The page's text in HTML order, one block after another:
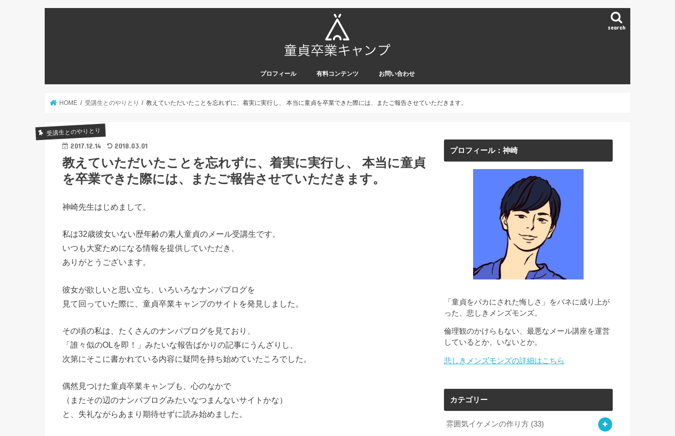
search
プロフィール 有料コンテンツ お問い合わせ
HOME 受講生とのやりとり 教えていただいたことを忘れずに、着実に実行し、 本当に童貞を卒業できた際には、またご報告させていただきます。
受講生とのやりとり
2017.12.14 2018.03.01
教えていただいたことを忘れずに、着実に実行し、 本当に童貞
を卒業できた際には、またご報告させていただきます。
神崎先生はじめまして。
私は32歳彼女いない歴年齢の素人童貞のメール受講生です。
いつも大変ためになる情報を提供していただき、
ありがとうございます。
彼女が欲しいと思い立ち、いろいろなナンパブログを
見て回っていた際に、童貞卒業キャンプのサイトを発見しました。
その頃の私は、たくさんのナンパブログを見ており、
「誰々似のOLを即！」みたいな報告ばかりの記事にうんざりし、
次第にそこに書かれている内容に疑問を持ち始めていたころでした。
偶然見つけた童貞卒業キャンプも、心のなかで
（またその辺のナンパブログみたいなつまんないサイトかな）
と、失礼ながらあまり期待せずに読み始めました。
プロフィール：神崎
「童貞をバカにされた悔しさ」をバネに成り上が
った、悲しきメンズモンズ。
倫理観のかけらもない、最悪なメール講座を運営
しているとか、いないとか。
悲しきメンズモンズの詳細はこちら
カテゴリー
雰囲気イケメンの作り方 (33)